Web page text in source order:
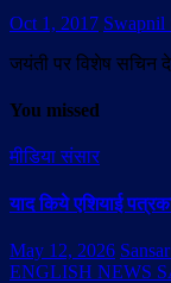
Oct 1, 2017 Swapnil
जयंती पर विशेष सचिन
You missed
मीडिया संसार
याद किये एशियाई
May 12, 2026
ENGLISH NEWS